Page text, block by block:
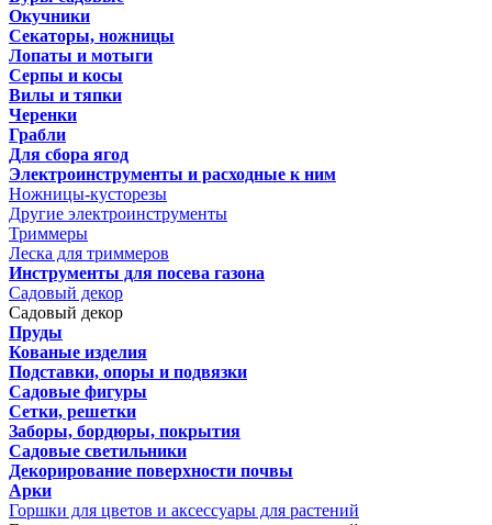
Окучники
Секаторы, ножницы
Лопаты и мотыги
Серпы и косы
Вилы и тяпки
Черенки
Грабли
Для сбора ягод
Электроинструменты и расходные к ним
Ножницы-кусторезы
Другие электроинструменты
Триммеры
Леска для триммеров
Инструменты для посева газона
Садовый декор
Садовый декор
Пруды
Кованые изделия
Подставки, опоры и подвязки
Садовые фигуры
Сетки, решетки
Заборы, бордюры, покрытия
Садовые светильники
Декорирование поверхности почвы
Арки
Горшки для цветов и аксессуары для растений